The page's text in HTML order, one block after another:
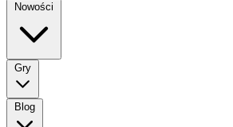
Nowości
Gry
Blog